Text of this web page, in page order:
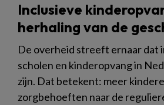
Inclusieve
herhaling van de
De overheid streeft ernaar dat
scholen en kinderopvang in
zijn. Dat betekent: meer
zorgbehoeften naar de